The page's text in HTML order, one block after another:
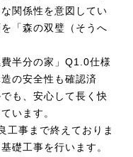
関係性を意図してい
「森の双璧（そうへ
半分の家」Q1.0仕様
の安全性も確認済
も、安心して長く快
います。
工事まで終えておりま
礎工事を行います。